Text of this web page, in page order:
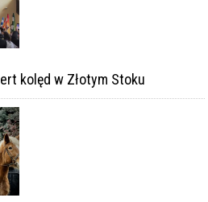
kolęd w Złotym Stoku